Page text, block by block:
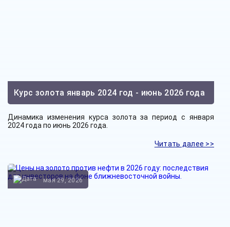
Курс золота январь 2024 год - июнь 2026 года
Динамика изменения курса золота за период с января
2024 года по июнь 2026 года.
Читать далее >>
мая 29, 2026